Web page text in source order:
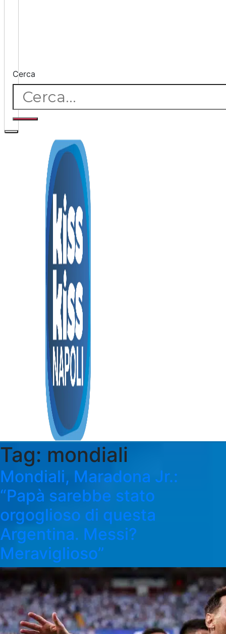
Cerca
Tag: mondiali
Mondiali, Maradona Jr.:
“Papà sarebbe stato
orgoglioso di questa
Argentina. Messi?
Meraviglioso”